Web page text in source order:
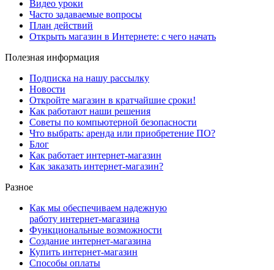
Видео уроки
Часто задаваемые вопросы
План действий
Открыть магазин в Интернете: с чего начать
Полезная информация
Подписка на нашу рассылку
Новости
Откройте магазин в кратчайшие сроки!
Как работают наши решения
Советы по компьютерной безопасности
Что выбрать: аренда или приобретение ПО?
Блог
Как работает интернет-магазин
Как заказать интернет-магазин?
Разное
Как мы обеспечиваем надежную
работу интернет-магазина
Функциональные возможности
Создание интернет-магазина
Купить интернет-магазин
Способы оплаты